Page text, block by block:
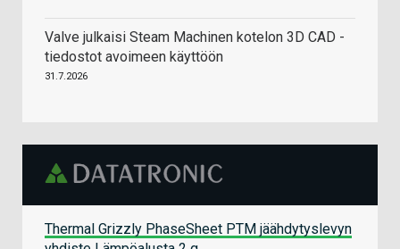
Valve julkaisi Steam Machinen kotelon 3D CAD -
tiedostot avoimeen käyttöön
31.7.2026
Thermal Grizzly PhaseSheet PTM jäähdytyslevyn